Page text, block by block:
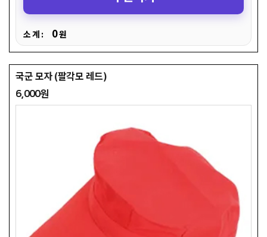
소 계 : 0원
국군 모자 (팔각모 레드)
6,000원